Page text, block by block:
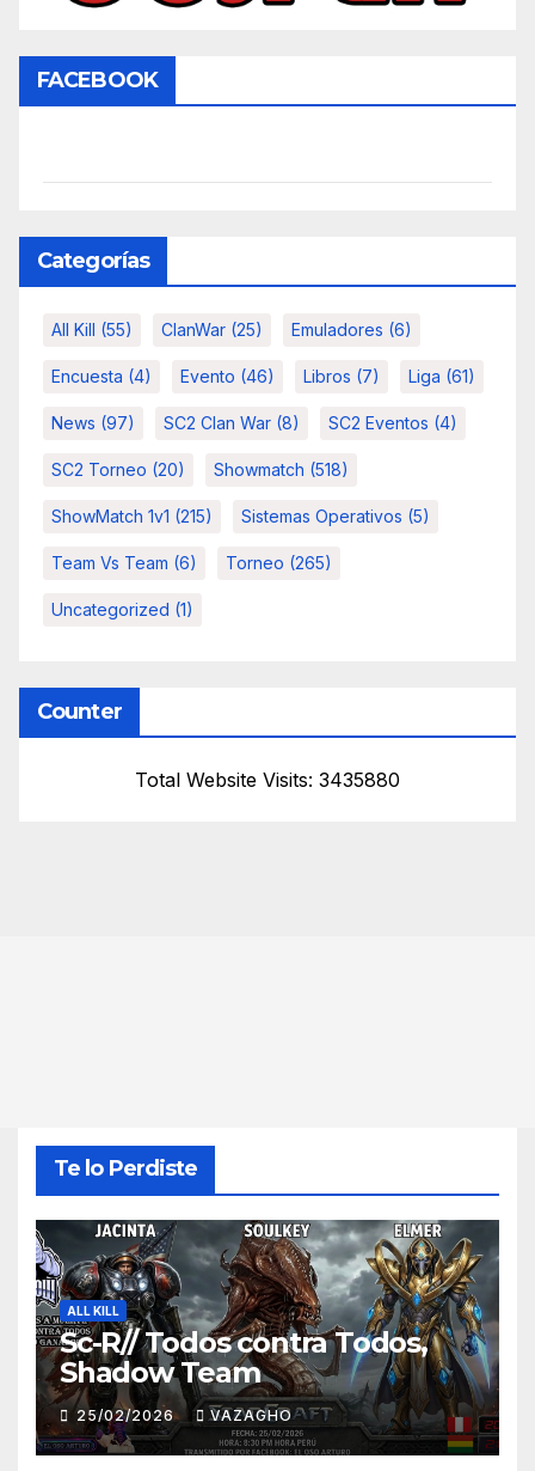
FACEBOOK
Categorías
All Kill (55) ClanWar (25) Emuladores (6)
Encuesta (4) Evento (46) Libros (7) Liga (61)
News (97) SC2 Clan War (8) SC2 Eventos (4)
SC2 Torneo (20) Showmatch (518)
ShowMatch 1v1 (215) Sistemas Operativos (5)
Team Vs Team (6) Torneo (265)
Uncategorized (1)
Counter
Total Website Visits: 3435880
Te lo Perdiste
ALL KILL
Sc-R// Todos contra Todos,
Shadow Team
25/02/2026 VAZAGHO